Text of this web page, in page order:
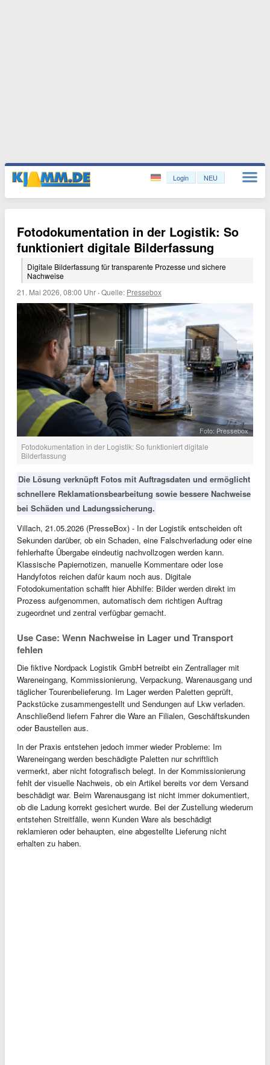
Login NEU
Fotodokumentation in der Logistik: So
funktioniert digitale Bilderfassung
Digitale Bilderfassung für transparente Prozesse und sichere
Nachweise
21. Mai 2026, 08:00 Uhr ·Quelle: Pressebox
Foto: Pressebox
Fotodokumentation in der Logistik: So funktioniert digitale
Bilderfassung
Die Lösung verknüpft Fotos mit Auftragsdaten und ermöglicht
schnellere Reklamationsbearbeitung sowie bessere Nachweise
bei Schäden und Ladungssicherung.
Villach, 21.05.2026 (PresseBox) - In der Logistik entscheiden oft
Sekunden darüber, ob ein Schaden, eine Falschverladung oder eine
fehlerhafte Übergabe eindeutig nachvollzogen werden kann.
Klassische Papiernotizen, manuelle Kommentare oder lose
Handyfotos reichen dafür kaum noch aus. Digitale
Fotodokumentation schafft hier Abhilfe: Bilder werden direkt im
Prozess aufgenommen, automatisch dem richtigen Auftrag
zugeordnet und zentral verfügbar gemacht.
Use Case: Wenn Nachweise in Lager und Transport
fehlen
Die fiktive Nordpack Logistik GmbH betreibt ein Zentrallager mit
Wareneingang, Kommissionierung, Verpackung, Warenausgang und
täglicher Tourenbelieferung. Im Lager werden Paletten geprüft,
Packstücke zusammengestellt und Sendungen auf Lkw verladen.
Anschließend liefern Fahrer die Ware an Filialen, Geschäftskunden
oder Baustellen aus.
In der Praxis entstehen jedoch immer wieder Probleme: Im
Wareneingang werden beschädigte Paletten nur schriftlich
vermerkt, aber nicht fotografisch belegt. In der Kommissionierung
fehlt der visuelle Nachweis, ob ein Artikel bereits vor dem Versand
beschädigt war. Beim Warenausgang ist nicht immer dokumentiert,
ob die Ladung korrekt gesichert wurde. Bei der Zustellung wiederum
entstehen Streitfälle, wenn Kunden Ware als beschädigt
reklamieren oder behaupten, eine abgestellte Lieferung nicht
erhalten zu haben.